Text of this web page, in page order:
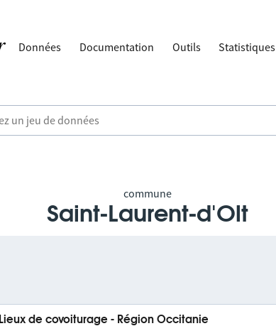
Données Documentation Outils Statistiques
commune
Saint-Laurent-d'Olt
Lieux de covoiturage - Région Occitanie